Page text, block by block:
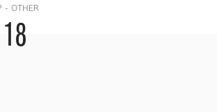
- OTHER